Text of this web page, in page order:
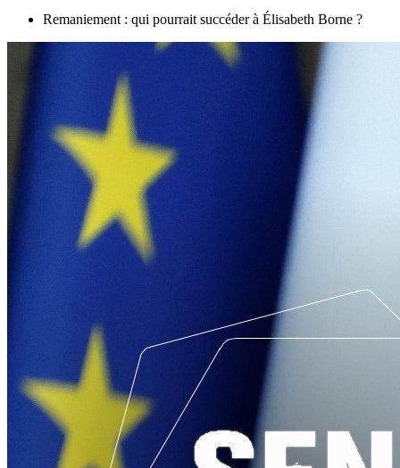
Remaniement : qui pourrait succéder à Élisabeth Borne ?